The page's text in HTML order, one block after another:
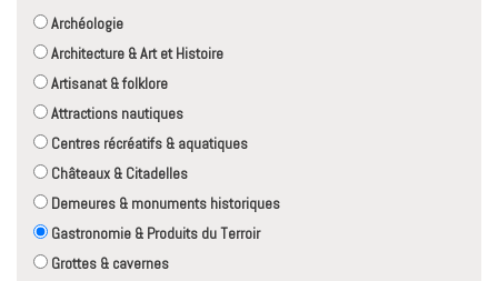
Archéologie
Architecture & Art et Histoire
Artisanat & folklore
Attractions nautiques
Centres récréatifs & aquatiques
Châteaux & Citadelles
Demeures & monuments historiques
Gastronomie & Produits du Terroir
Grottes & cavernes